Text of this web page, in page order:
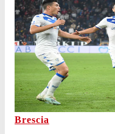
Brescia